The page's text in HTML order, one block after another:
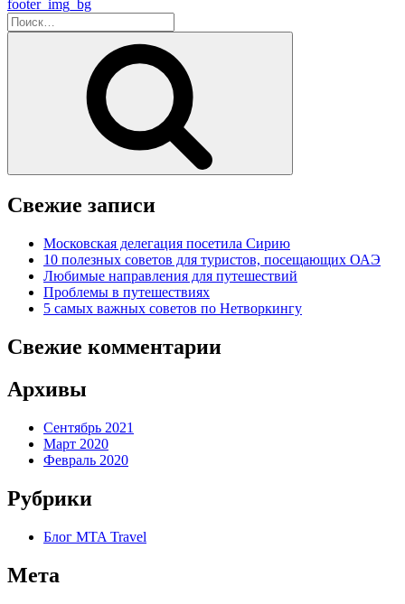
footer_img_bg
Искать:
Свежие записи
Московская делегация посетила Сирию
10 полезных советов для туристов, посещающих ОАЭ
Любимые направления для путешествий
Проблемы в путешествиях
5 самых важных советов по Нетворкингу
Свежие комментарии
Архивы
Сентябрь 2021
Март 2020
Февраль 2020
Рубрики
Блог MTA Travel
Мета